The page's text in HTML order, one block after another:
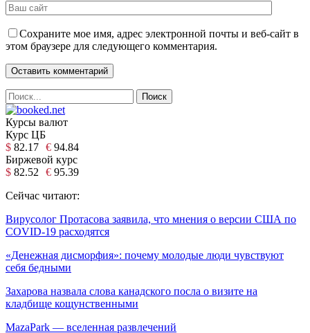
Сохраните мое имя, адрес электронной почты и веб-сайт в
этом браузере для следующего комментария.
Курсы валют
Курс ЦБ
$ 82.17 € 94.84
Биржевой курс
$ 82.52 € 95.39
Сейчас читают:
Вирусолог Протасова заявила, что мнения о версии США по
COVID-19 расходятся
«Денежная дисморфия»: почему молодые люди чувствуют
себя бедными
Захарова назвала слова канадского посла о визите на
кладбище кощунственными
MazaPark — вселенная развлечений